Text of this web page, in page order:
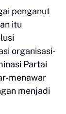
penganut
itu
organisasi-
Partai
menawar
menjadi